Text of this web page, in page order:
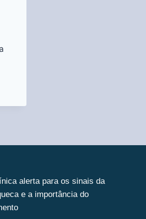
alerta para os sinais da
e a importância do